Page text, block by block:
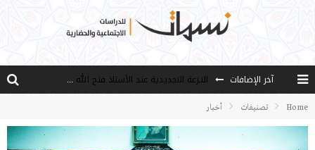
آخر الإضافات
من هو فتح الله كولن مؤسس حركة الخدمة؟
الأستاذ عالما عارفا حكيما
Home تصنيفات أخبار